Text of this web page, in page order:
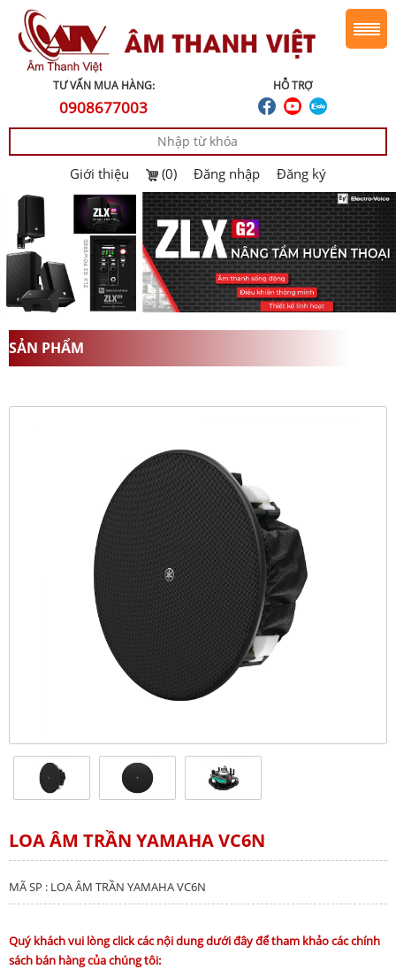
HỖ TRỢ
TƯ VẤN MUA HÀNG:
0908677003
Giới thiệu (0) Đăng nhập Đăng ký
SẢN PHẨM
LOA ÂM TRẦN YAMAHA VC6N
MÃ SP : LOA ÂM TRẦN YAMAHA VC6N
Quý khách vui lòng click các nội dung dưới đây để tham khảo các chính
sách bán hàng của chúng tôi: